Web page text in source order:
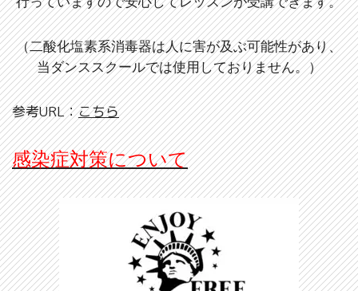
（二酸化塩素系消毒器は人に害が及ぶ可能性があり、
当ダンススクールでは使用しておりません。）
参考URL：こちら
感染症対策について